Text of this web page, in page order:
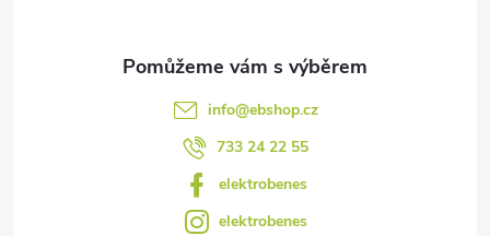
info@ebshop.cz
733 24 22 55
elektrobenes
elektrobenes